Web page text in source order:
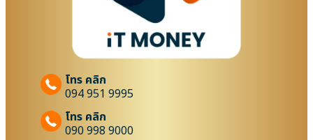
โทร คลิก
094 951 9995
โทร คลิก
090 998 9000